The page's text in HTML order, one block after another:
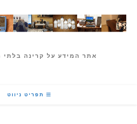
אתר המידע על קרינה בלתי מייננת
תפריט ניווט